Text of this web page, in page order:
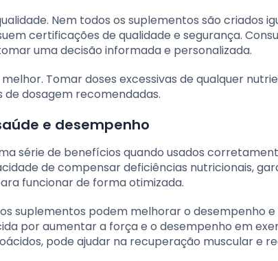
Nem todos os suplementos são criados
certificações de qualidade e segurança.
uma decisão informada e personalizada.
Tomar doses excessivas de qualquer
de dosagem recomendadas.
e desempenho
série de benefícios quando usados
de compensar deficiências nutricionais,
funcionar de forma otimizada.
suplementos podem melhorar o desempenho
por aumentar a força e o desempenho em
pode ajudar na recuperação muscular e